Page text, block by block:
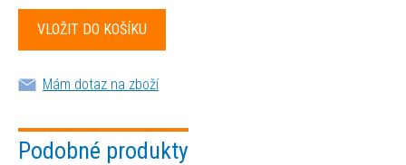
Mám dotaz na zboží
Podobné produkty